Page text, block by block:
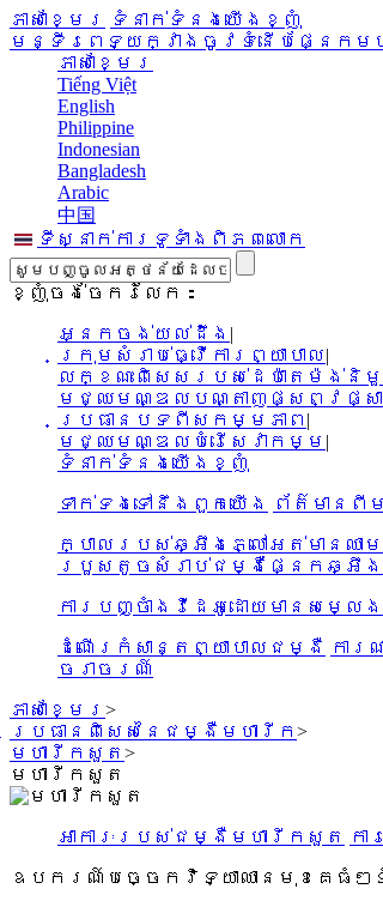
ភាសាខ្មែរ
ទំនាក់ទំនងយើងខ្ញុំ
មន្ទីរពេទ្យក្វាងចូវទំនើបផ្នែកម
ភាសាខ្មែរ
Tiếng Việt
English
Philippine
Indonesian
Bangladesh
Arabic
中国
ទីស្នាក់ការទូទាំងពិភពលោក
ខ្ញុំចង់ចែករំលែក：
អ្នកចង់យល់ដឹង |
ក្រុមសំរាប់ធ្វើការព្យាបាល|
លក្ខណះពិសេសរបស់ដេប៉ាតេម៉ង់និ
មជ្ឈមណ្ឌលបណ្តាញផ្សព្វផ្ស
ប្រធានបទពីសកម្មភាព |
មជ្ឈមណ្ឌលបំរើសេវាកម្ម |
ទំនាក់ទំនងយើងខ្ញុំ
ទាក់ទងទៅនឹងពួកយើង
ព័ត៌មានពី
ក្បាលរបស់ឆ្អឹងភ្លៅអត់មានឈ
របួសតូចសំរាប់ជម្ងឺផ្នែកឆ្អឹង
ការបញ្ចាំងវីដេអូដោយមានសម្លេង
ដំណើរកំសាន្តព្យាបាលជម្ងឺ
ការ
ចរាចរណ៍
ភាសាខ្មែរ >
ប្រធានពិសេសនៃជម្ងឺមហារីក >
មហារីកសួត >
មហារីកសួត
អាការៈរបស់ជម្ងឺមហារីកសួត ក
ឧបករណ៍បច្ចេកវិទ្យាឈានមុខគេធំៗ